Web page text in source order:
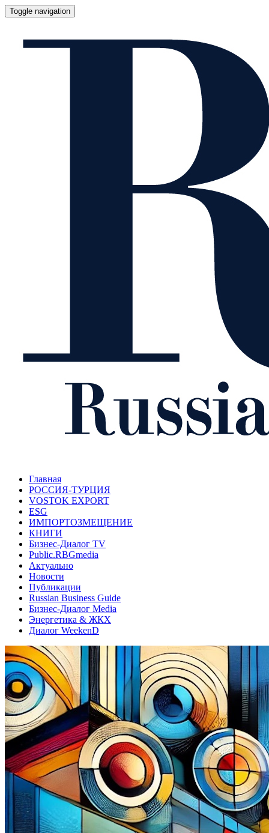
Toggle navigation
Главная
РОССИЯ-ТУРЦИЯ
VOSTOK EXPORT
ESG
ИМПОРТОЗМЕЩЕНИЕ
КНИГИ
Бизнес-Диалог TV
Public.RBGmedia
Актуально
Новости
Публикации
Russian Business Guide
Бизнес-Диалог Media
Энергетика & ЖКХ
Диалог WeekenD